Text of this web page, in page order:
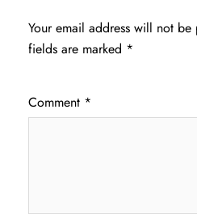
Your email address will not be
fields are marked *
Comment *